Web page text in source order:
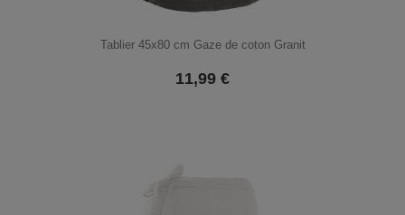
Tablier 45x80 cm Gaze de coton Granit
11,99 €